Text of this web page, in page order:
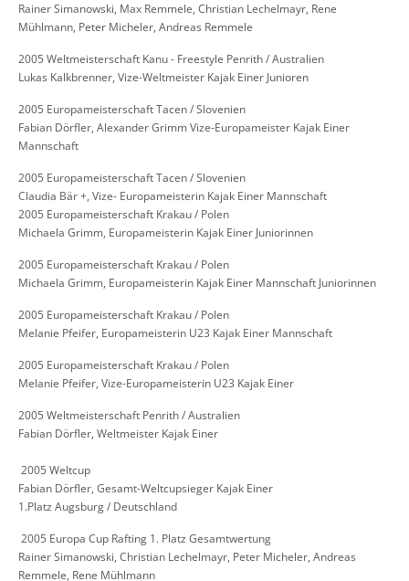
Rainer Simanowski, Max Remmele, Christian Lechelmayr, Rene
Mühlmann, Peter Micheler, Andreas Remmele
2005 Weltmeisterschaft Kanu - Freestyle Penrith / Australien
Lukas Kalkbrenner, Vize-Weltmeister Kajak Einer Junioren
2005 Europameisterschaft Tacen / Slovenien
Fabian Dörfler, Alexander Grimm Vize-Europameister Kajak Einer
Mannschaft
2005 Europameisterschaft Tacen / Slovenien
Claudia Bär +, Vize- Europameisterin Kajak Einer Mannschaft
2005 Europameisterschaft Krakau / Polen
Michaela Grimm, Europameisterin Kajak Einer Juniorinnen
2005 Europameisterschaft Krakau / Polen
Michaela Grimm, Europameisterin Kajak Einer Mannschaft Juniorinnen
2005 Europameisterschaft Krakau / Polen
Melanie Pfeifer, Europameisterin U23 Kajak Einer Mannschaft
2005 Europameisterschaft Krakau / Polen
Melanie Pfeifer, Vize-Europameisterin U23 Kajak Einer
2005 Weltmeisterschaft Penrith / Australien
Fabian Dörfler, Weltmeister Kajak Einer
​ 2005 Weltcup
Fabian Dörfler, Gesamt-Weltcupsieger Kajak Einer
1.Platz Augsburg / Deutschland
​ 2005 Europa Cup Rafting 1. Platz Gesamtwertung
Rainer Simanowski, Christian Lechelmayr, Peter Micheler, Andreas
Remmele, Rene Mühlmann